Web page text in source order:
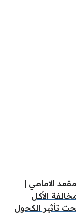
الامامي |
الأكل
تأثير الكحول